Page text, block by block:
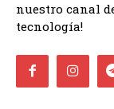
nuestro canal
tecnología!